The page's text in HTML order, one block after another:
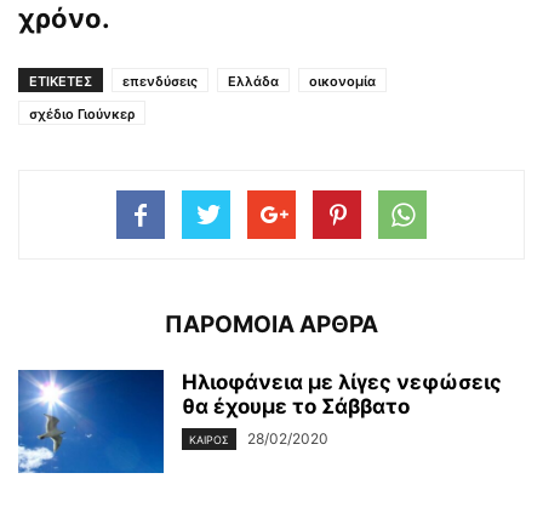
χρόνο.
ΕΤΙΚΕΤΕΣ επενδύσεις Ελλάδα
οικονομία
σχέδιο Γιούνκερ
ΠΑΡΟΜΟΙΑ ΑΡΘΡΑ
Ηλιοφάνεια με λίγες νεφώσεις
θα έχουμε το Σάββατο
ΚΑΙΡΌΣ 28/02/2020